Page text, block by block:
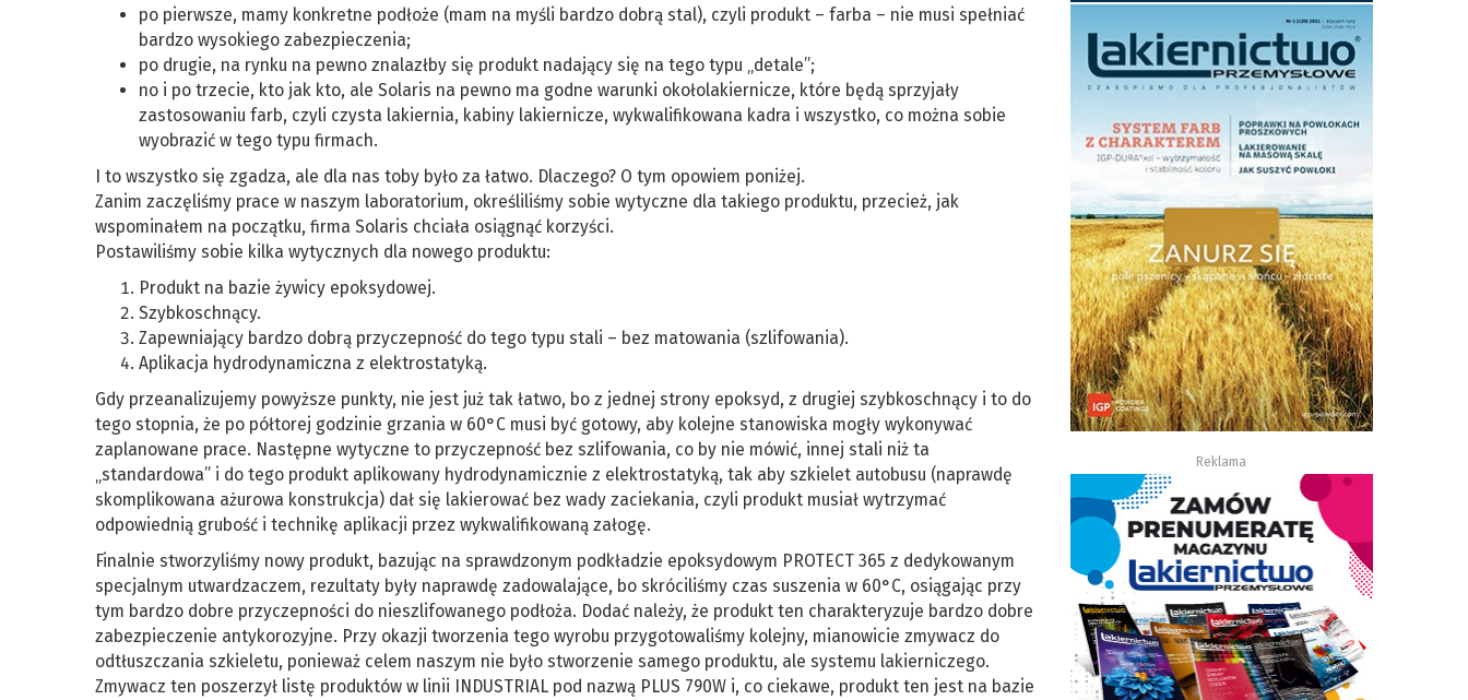
po pierwsze, mamy konkretne podłoże (mam na myśli bardzo dobrą stal), czyli produkt – farba – nie musi spełniać
bardzo wysokiego zabezpieczenia;
po drugie, na rynku na pewno znalazłby się produkt nadający się na tego typu „detale”;
no i po trzecie, kto jak kto, ale Solaris na pewno ma godne warunki okołolakiernicze, które będą sprzyjały
zastosowaniu farb, czyli czysta lakiernia, kabiny lakiernicze, wykwalifikowana kadra i wszystko, co można sobie
wyobrazić w tego typu firmach.
I to wszystko się zgadza, ale dla nas toby było za łatwo. Dlaczego? O tym opowiem poniżej.
Zanim zaczęliśmy prace w naszym laboratorium, określiliśmy sobie wytyczne dla takiego produktu, przecież, jak
wspominałem na początku, firma Solaris chciała osiągnąć korzyści.
Postawiliśmy sobie kilka wytycznych dla nowego produktu:
Produkt na bazie żywicy epoksydowej.
Szybkoschnący.
Zapewniający bardzo dobrą przyczepność do tego typu stali – bez matowania (szlifowania).
Aplikacja hydrodynamiczna z elektrostatyką.
Gdy przeanalizujemy powyższe punkty, nie jest już tak łatwo, bo z jednej strony epoksyd, z drugiej szybkoschnący i to do
tego stopnia, że po półtorej godzinie grzania w 60°C musi być gotowy, aby kolejne stanowiska mogły wykonywać
zaplanowane prace. Następne wytyczne to przyczepność bez szlifowania, co by nie mówić, innej stali niż ta
„standardowa” i do tego produkt aplikowany hydrodynamicznie z elektrostatyką, tak aby szkielet autobusu (naprawdę
skomplikowana ażurowa konstrukcja) dał się lakierować bez wady zaciekania, czyli produkt musiał wytrzymać
odpowiednią grubość i technikę aplikacji przez wykwalifikowaną załogę.
Finalnie stworzyliśmy nowy produkt, bazując na sprawdzonym podkładzie epoksydowym PROTECT 365 z dedykowanym
specjalnym utwardzaczem, rezultaty były naprawdę zadowalające, bo skróciliśmy czas suszenia w 60°C, osiągając przy
tym bardzo dobre przyczepności do nieszlifowanego podłoża. Dodać należy, że produkt ten charakteryzuje bardzo dobre
zabezpieczenie antykoro­zyjne. Przy okazji tworzenia tego wyrobu przygotowaliśmy kolejny, mianowicie zmywacz do
odtłuszczania szkieletu, ponieważ celem naszym nie było stworzenie samego produktu, ale systemu lakierniczego.
Zmywacz ten poszerzył listę produktów w linii INDUSTRIAL pod nazwą PLUS 790W i, co ciekawe, produkt ten jest na bazie
Reklama